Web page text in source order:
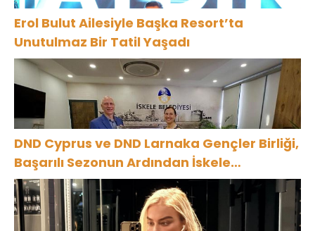
Erol Bulut Ailesiyle Başka Resort’ta
Unutulmaz Bir Tatil Yaşadı
DND Cyprus ve DND Larnaka Gençler Birliği,
Başarılı Sezonun Ardından İskele
Belediyesi’nde Bir Araya Geldi